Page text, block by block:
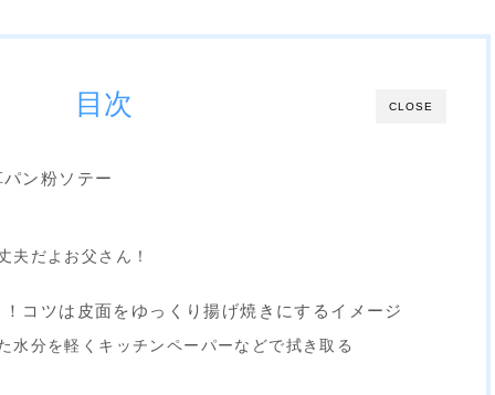
CLOSE
目次
ン粉ソテー
夫だよお父さん！
コツは皮面をゆっくり揚げ焼きにするイメージ
水分を軽くキッチンペーパーなどで拭き取る